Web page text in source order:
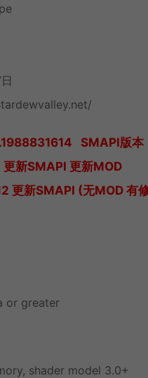
SMAPI版本
新SMAPI 更新MOD
更新SMAPI (无MOD 有
or greater
shader model 3.0+